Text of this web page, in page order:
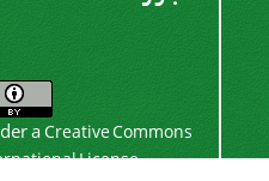
aCreative Commons
License.